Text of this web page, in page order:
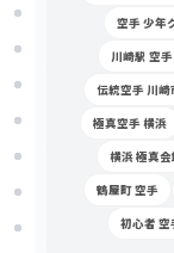
空手 少年
川崎駅 空
伝統空手 川崎
極真空手 横浜
横浜 極真
鶴屋町 空手
初心者 空